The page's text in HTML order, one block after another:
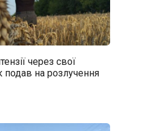
через свої
подав на розлучення